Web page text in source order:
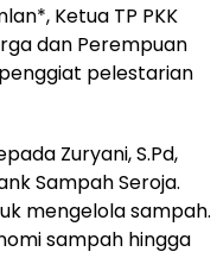
Ketua TP PKK
dan Perempuan
pelestarian
Zuryani, S.Pd,
Sampah Seroja.
mengelola sampah.
sampah hingga